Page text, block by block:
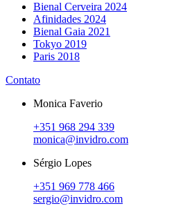
Bienal Cerveira 2024
Afinidades 2024
Bienal Gaia 2021
Tokyo 2019
Paris 2018
Contato
Monica Faverio
+351 968 294 339
monica@invidro.com
Sérgio Lopes
+351 969 778 466
sergio@invidro.com